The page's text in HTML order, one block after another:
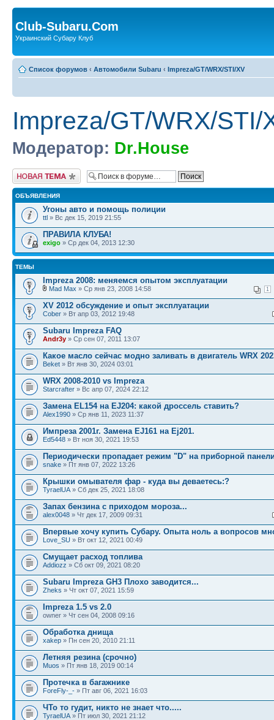
Club-Subaru.Com
Украинский Субару Клуб
Список форумов ‹ Автомобили Subaru ‹ Impreza/GT/WRX/STI/XV
Impreza/GT/WRX/STI/
Модератор: Dr.House
Новая тема
ОБЪЯВЛЕНИЯ
Угоны авто и помощь полиции
ttl » Вс дек 15, 2019 21:55
ПРАВИЛА КЛУБА!
exigo » Ср дек 04, 2013 12:30
ТЕМЫ
Impreza 2008: меняемся опытом эксплуатации
1
Mad Max » Ср янв 23, 2008 14:58
XV 2012 обсуждение и опыт эксплуатации
Cober » Вт апр 03, 2012 19:48
Subaru Impreza FAQ
Andr3y » Ср сен 07, 2011 13:07
Какое масло сейчас модно заливать в двигатель WRX
Beket » Вт янв 30, 2024 03:01
WRX 2008-2010 vs Impreza
Starcrafter » Вс апр 07, 2024 22:12
Замена EL154 на EJ204: какой дроссель ставить?
Alex1990 » Ср янв 11, 2023 11:37
Импреза 2001г. Замена EJ161 на Ej201.
Ed5448 » Вт ноя 30, 2021 19:53
Периодически пропадает режим "D" на приборной
snake » Пт янв 07, 2022 13:26
Крышки омывателя фар - куда вы деваетесь:?
TyraelUA » Сб дек 25, 2021 18:08
Запах бензина с приходом мороза...
alex0048 » Чт дек 17, 2009 09:31
Впервые хочу купить Субару. Опыта ноль а вопросов
Love_SU » Вт окт 12, 2021 00:49
Смущает расход топлива
Addiozz » Сб окт 09, 2021 08:20
Subaru Impreza GH3 Плохо заводится...
Zheks » Чт окт 07, 2021 15:59
Impreza 1.5 vs 2.0
owner » Чт сен 04, 2008 09:16
Обработка днища
xakep » Пн сен 20, 2010 21:11
Летняя резина (срочно)
Muos » Пт янв 18, 2019 00:14
Протечка в багажнике
ForeFly-_- » Пт авг 06, 2021 16:03
ЧТо то гудит, никто не знает что.....
TyraelUA » Пт июл 30, 2021 21:12